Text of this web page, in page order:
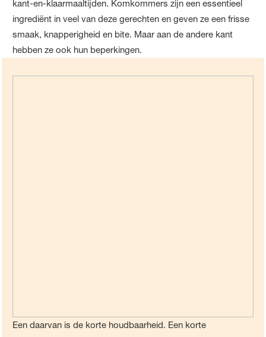
kant-en-klaarmaaltijden. Komkommers zijn een essentieel
ingrediënt in veel van deze gerechten en geven ze een frisse
smaak, knapperigheid en bite. Maar aan de andere kant
hebben ze ook hun beperkingen.
Een daarvan is de korte houdbaarheid. Een korte